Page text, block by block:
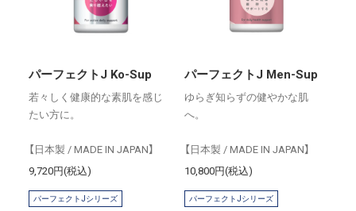
パーフェクトJ Ko-Sup
若々しく健康的な素肌を感じ
たい方に。
【日本製 / MADE IN JAPAN】
9,720円(税込)
パーフェクトJシリーズ
パーフェクトJ Men-Sup
ゆらぎ知らずの健やかな肌
へ。
【日本製 / MADE IN JAPAN】
10,800円(税込)
パーフェクトJシリーズ